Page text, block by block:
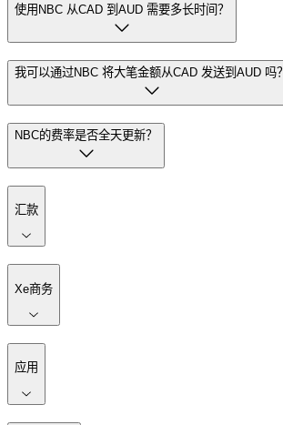
使用NBC 从CAD 到AUD 需要多长时间？
我可以通过NBC 将大笔金额从CAD 发送到AUD 吗？
NBC的费率是否全天更新？
汇款
Xe商务
应用